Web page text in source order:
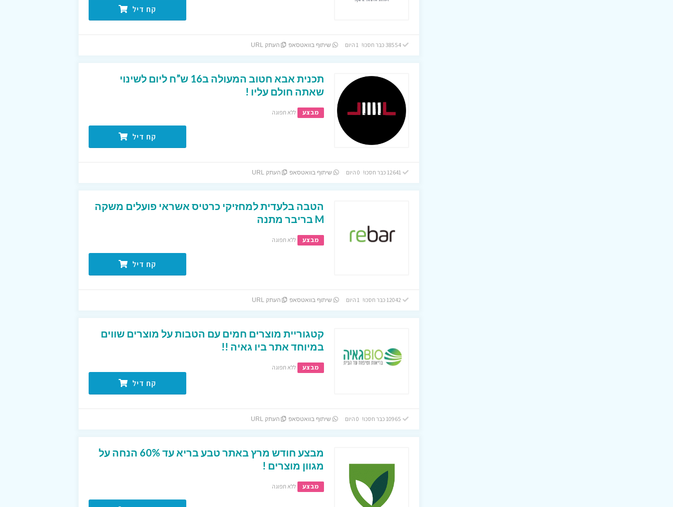
קח דיל
38554 כבר חסכו! 1 היום שיתוף בוואטסאפ העתק URL
תכנית אבא חטוב המעולה ב16 ש”ח ליום לשינוי
שאתה חולם עליו !
מבצע ללא תפוגה
קח דיל
12641 כבר חסכו! 0 היום שיתוף בוואטסאפ העתק URL
הטבה בלעדית למחזיקי כרטיס אשראי פועלים משקה
M בריבר מתנה
מבצע ללא תפוגה
קח דיל
12042 כבר חסכו! 1 היום שיתוף בוואטסאפ העתק URL
קטגוריית מוצרים חמים עם הטבות על מוצרים שווים
במיוחד אתר ביו גאיה !!
מבצע ללא תפוגה
קח דיל
שיתוף בוואטסאפ העתק URL
מבצע חודש מרץ באתר טבע בריא עד 60% הנחה על
מגוון מוצרים !
מבצע ללא תפוגה